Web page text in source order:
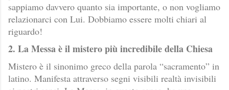
sappiamo davvero quanto sia importante, o non vogliamo
relazionarci con Lui. Dobbiamo essere molti chiari al
riguardo!
2. La Messa è il mistero più incredibile della Chiesa
Mistero è il sinonimo greco della parola “sacramento” in
latino. Manifesta attraverso segni visibili realtà invisibili